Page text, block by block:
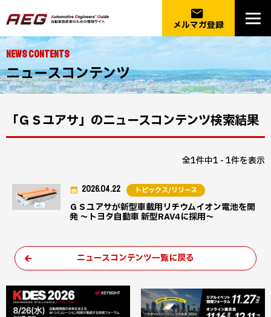
email
メルマガ登録
NEWS CONTENTS
ニュースコンテンツ
「ＧＳユアサ」のニュースコンテンツ検索結果
全1件中1 - 1件を表示
ＧＳユアサが新型車載用リチウムイオン電池を開
発 ～トヨタ自動車 新型RAV4に採用～
2026.04.22 トピックス/リリース
ニュースコンテンツ一覧に戻る